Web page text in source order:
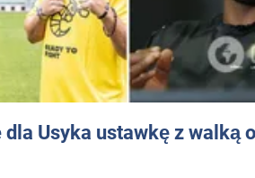
Usyka ustawkę z walką